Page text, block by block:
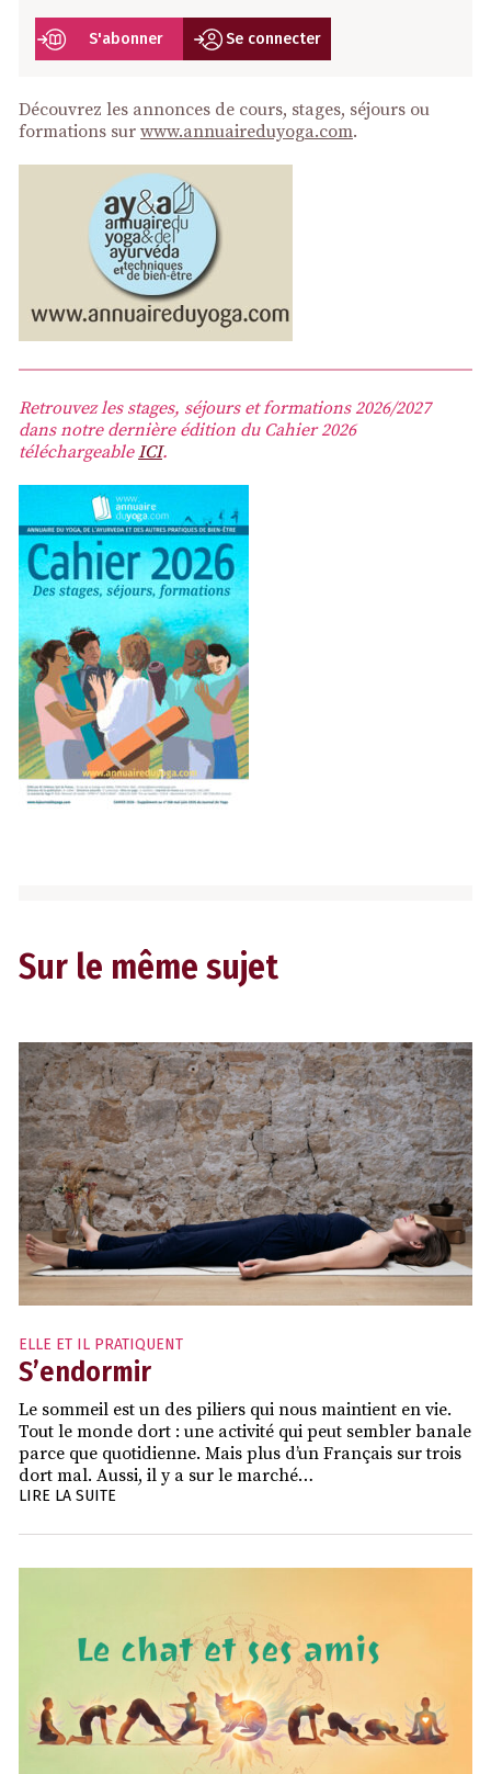
S'abonner Se connecter
Découvrez les annonces de cours, stages, séjours ou
formations sur www.annuaireduyoga.com.
Retrouvez les stages, séjours et formations 2026/2027
dans notre dernière édition du Cahier 2026
téléchargeableICI.
Sur le même sujet
ELLE ET IL PRATIQUENT
S’endormir
Le sommeil est un des piliers qui nous maintient en vie.
Tout le monde dort : une activité qui peut sembler banale
parce que quotidienne. Mais plus d’un Français sur trois
dort mal. Aussi, il y a sur le marché…
LIRE LA SUITE